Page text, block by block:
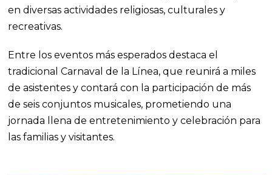
en diversas actividades religiosas, culturales y
recreativas.
Entre los eventos más esperados destaca el
tradicional Carnaval de la Línea, que reunirá a miles
de asistentes y contará con la participación de más
de seis conjuntos musicales, prometiendo una
jornada llena de entretenimiento y celebración para
las familias y visitantes.